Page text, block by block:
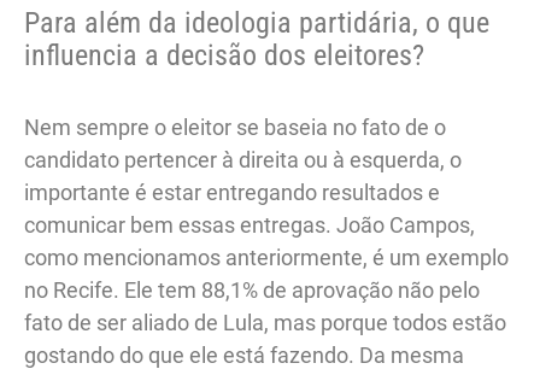
Para além da ideologia partidária, o que
influencia a decisão dos eleitores?
Nem sempre o eleitor se baseia no fato de o
candidato pertencer à direita ou à esquerda, o
importante é estar entregando resultados e
comunicar bem essas entregas. João Campos,
como mencionamos anteriormente, é um exemplo
no Recife. Ele tem 88,1% de aprovação não pelo
fato de ser aliado de Lula, mas porque todos estão
gostando do que ele está fazendo. Da mesma